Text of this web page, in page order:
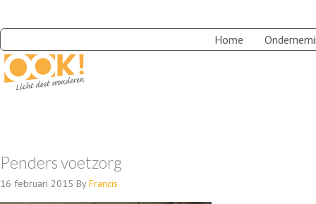
Home
Penders voetzorg
16 februari 2015 ByFrancis